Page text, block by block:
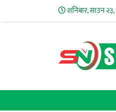
शनिबार, साउन